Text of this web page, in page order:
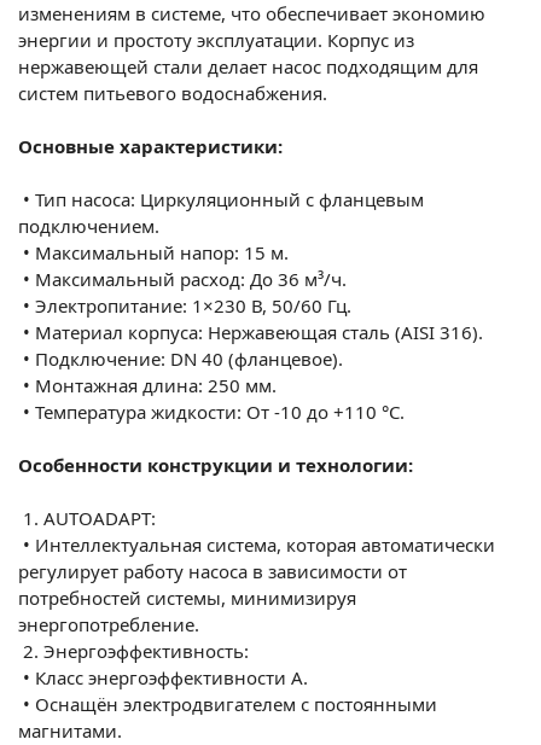
изменениям в системе, что обеспечивает экономию
энергии и простоту эксплуатации. Корпус из
нержавеющей стали делает насос подходящим для
систем питьевого водоснабжения.
Основные характеристики:
• Тип насоса: Циркуляционный с фланцевым
подключением.
• Максимальный напор: 15 м.
• Максимальный расход: До 36 м³/ч.
• Электропитание: 1×230 В, 50/60 Гц.
• Материал корпуса: Нержавеющая сталь (AISI 316).
• Подключение: DN 40 (фланцевое).
• Монтажная длина: 250 мм.
• Температура жидкости: От -10 до +110 °C.
Особенности конструкции и технологии:
1. AUTOADAPT:
• Интеллектуальная система, которая автоматически
регулирует работу насоса в зависимости от
потребностей системы, минимизируя
энергопотребление.
2. Энергоэффективность:
• Класс энергоэффективности A.
• Оснащён электродвигателем с постоянными
магнитами.